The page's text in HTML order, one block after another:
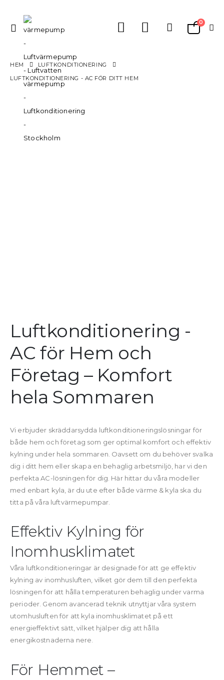
Växla
Varukorg
0
HEM
LUFTKONDITIONERING
LUFTKONDITIONERING - AC FÖR DITT HEM
Luftkonditionering -
AC för Hem och
Företag – Komfort
hela Sommaren
Vi erbjuder skräddarsydda luftkonditioneringslösningar för
både hem och företag som ger optimal komfort och effektiv
kylning under hela sommaren. Oavsett om du behöver svalka
dig i ditt hem eller skapa en behaglig arbetsmiljö, har vi den
perfekta AC-lösningen för dig. Här hittar du våra modeller
med enbart kyla, är du ute efter både värme & kyla ska du
titta på våra luftvärmepumpar.
Effektiv Kylning för
Inomhusklimatet
Våra luftkonditioneringar är designade för att ge effektiv
kylning av inomhusluften, vilket gör dem till den perfekta
lösningen för att hålla temperaturen behaglig under varma
perioder. Genom avancerad teknik utnyttjar våra system
utomhusluften för att kyla inomhusklimatet på ett
energieffektivt sätt, vilket hjälper dig att hålla
energikostnaderna nere.
För Hemmet –